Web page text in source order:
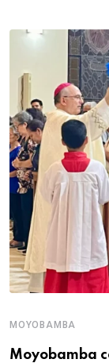
MOYOBAMBA
Moyobamba